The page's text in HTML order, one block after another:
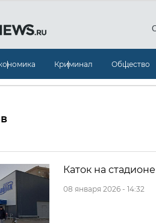
Криминал Общество
Каток на
08 января 2026 - 14:32